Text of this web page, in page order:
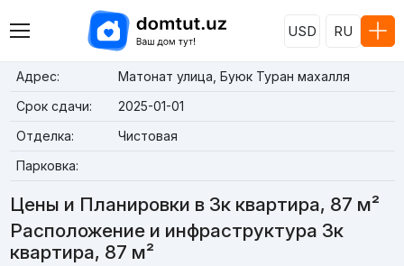
USD RU
Адрес:
Матонат улица, Буюк Туран махалля
Срок сдачи:
2025-01-01
Отделка:
Чистовая
Парковка:
Цены и Планировки в 3к квартира, 87 м²
Расположение и инфраструктура 3к
квартира, 87 м²